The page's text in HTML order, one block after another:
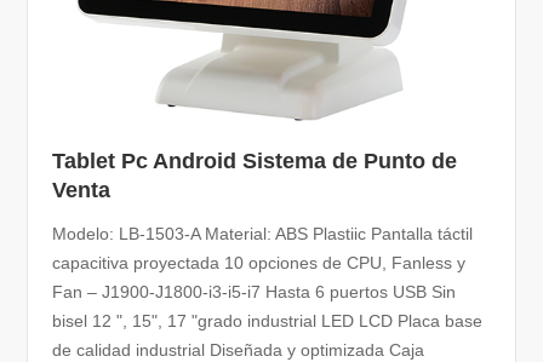
Tablet Pc Android Sistema de Punto de
Venta
Modelo: LB-1503-A Material: ABS Plastiic Pantalla táctil
capacitiva proyectada 10 opciones de CPU, Fanless y
Fan – J1900-J1800-i3-i5-i7 Hasta 6 puertos USB Sin
bisel 12 ", 15", 17 "grado industrial LED LCD Placa base
de calidad industrial Diseñada y optimizada Caja